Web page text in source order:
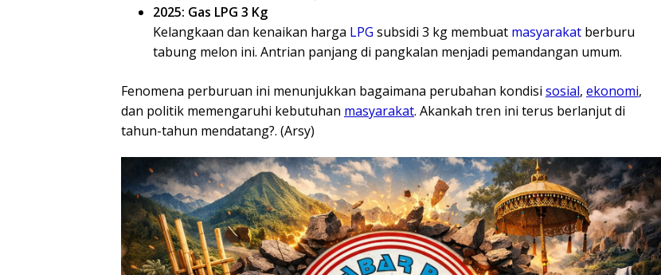
2025: Gas LPG 3 Kg
Kelangkaan dan kenaikan harga LPG subsidi 3 kg membuat masyarakat berburu
tabung melon ini. Antrian panjang di pangkalan menjadi pemandangan umum.
Fenomena perburuan ini menunjukkan bagaimana perubahan kondisi sosial, ekonomi,
dan politik memengaruhi kebutuhan masyarakat. Akankah tren ini terus berlanjut di
tahun-tahun mendatang?. (Arsy)